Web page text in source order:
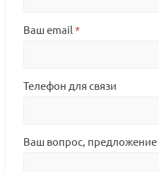
Ваш email *
Телефон для связи
Ваш вопрос, предложение